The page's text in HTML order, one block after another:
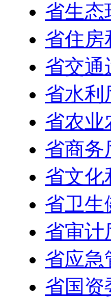
省生态
省住房
省交通
省水利
省农业
省商务
省文化
省卫生
省审计
省应急
省国资